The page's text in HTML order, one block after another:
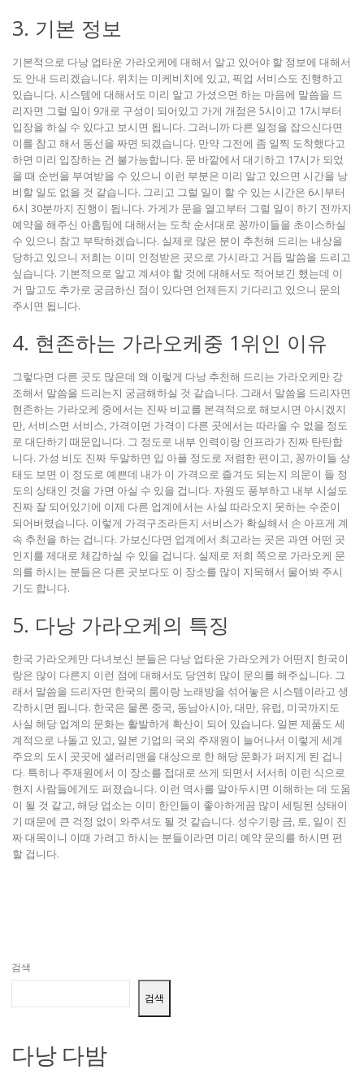
3. 기본 정보
기본적으로 다낭 업타운 가라오케에 대해서 알고 있어야 할 정보에 대해서
도 안내 드리겠습니다. 위치는 미케비치에 있고, 픽업 서비스도 진행하고
있습니다. 시스템에 대해서도 미리 알고 가셨으면 하는 마음에 말씀을 드
리자면 그럴 일이 9개로 구성이 되어있고 가게 개점은 5시이고 17시부터
입장을 하실 수 있다고 보시면 됩니다. 그러니까 다른 일정을 잡으신다면
이를 참고 해서 동선을 짜면 되겠습니다. 만약 그전에 좀 일찍 도착했다고
하면 미리 입장하는 건 불가능합니다. 문 바깥에서 대기하고 17시가 되었
을 때 순번을 부여받을 수 있으니 이런 부분은 미리 알고 있으면 시간을 낭
비할 일도 없을 것 같습니다. 그리고 그럴 일이 할 수 있는 시간은 6시부터
6시 30분까지 진행이 됩니다. 가게가 문을 열고부터 그럴 일이 하기 전까지
예약을 해주신 아홉팀에 대해서는 도착 순서대로 꽁까이들을 초이스하실
수 있으니 참고 부탁하겠습니다. 실제로 많은 분이 추천해 드리는 내상을
당하고 있으니 저희는 이미 인정받은 곳으로 가시라고 거듭 말씀을 드리고
싶습니다. 기본적으로 알고 계셔야 할 것에 대해서도 적어보긴 했는데 이
거 말고도 추가로 궁금하신 점이 있다면 언제든지 기다리고 있으니 문의
주시면 됩니다.
4. 현존하는 가라오케중 1위인 이유
그렇다면 다른 곳도 많은데 왜 이렇게 다낭 추천해 드리는 가라오케만 강
조해서 말씀을 드리는지 궁금해하실 것 같습니다. 그래서 말씀을 드리자면
현존하는 가라오케 중에서는 진짜 비교를 본격적으로 해보시면 아시겠지
만, 서비스면 서비스, 가격이면 가격이 다른 곳에서는 따라올 수 없을 정도
로 대단하기 때문입니다. 그 정도로 내부 인력이랑 인프라가 진짜 탄탄합
니다. 가성 비도 진짜 두말하면 입 아플 정도로 저렴한 편이고, 꽁까이들 상
태도 보면 이 정도로 예쁜데 내가 이 가격으로 즐겨도 되는지 의문이 들 정
도의 상태인 것을 가면 아실 수 있을 겁니다. 자원도 풍부하고 내부 시설도
진짜 잘 되어있기에 이제 다른 업계에서는 사실 따라오지 못하는 수준이
되어버렸습니다. 이렇게 가격구조라든지 서비스가 확실해서 손 아프게 계
속 추천을 하는 겁니다. 가보신다면 업계에서 최고라는 곳은 과연 어떤 곳
인지를 제대로 체감하실 수 있을 겁니다. 실제로 저희 쪽으로 가라오케 문
의를 하시는 분들은 다른 곳보다도 이 장소를 많이 지목해서 물어봐 주시
기도 합니다.
5. 다낭 가라오케의 특징
한국 가라오케만 다녀보신 분들은 다낭 업타운 가라오케가 어떤지 한국이
랑은 많이 다른지 이런 점에 대해서도 당연히 많이 문의를 해주십니다. 그
래서 말씀을 드리자면 한국의 룸이랑 노래방을 섞어놓은 시스템이라고 생
각하시면 됩니다. 한국은 물론 중국, 동남아시아, 대만, 유럽, 미국까지도
사실 해당 업계의 문화는 활발하게 확산이 되어 있습니다. 일본 제품도 세
계적으로 나돌고 있고, 일본 기업의 국외 주재원이 늘어나서 이렇게 세계
주요의 도시 곳곳에 샐러리맨을 대상으로 한 해당 문화가 퍼지게 된 겁니
다. 특히나 주재원에서 이 장소를 접대로 쓰게 되면서 서서히 이런 식으로
현지 사람들에게도 퍼졌습니다. 이런 역사를 알아두시면 이해하는 데 도움
이 될 것 같고, 해당 업소는 이미 한인들이 좋아하게끔 많이 세팅된 상태이
기 때문에 큰 걱정 없이 와주셔도 될 것 같습니다. 성수기랑 금, 토, 일이 진
짜 대목이니 이때 가려고 하시는 분들이라면 미리 예약 문의를 하시면 편
할 겁니다.
검색
검색
다낭 다밤